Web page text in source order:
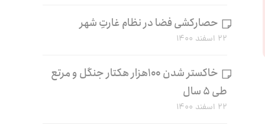
حصارکشی فضا در نظام غارتِ شهر
۲۲ اسفند ۱۴۰۰
خاکستر شدن ۱۰۰هزار هکتار جنگل و مرتع
طی ۵ سال
۲۲ اسفند ۱۴۰۰